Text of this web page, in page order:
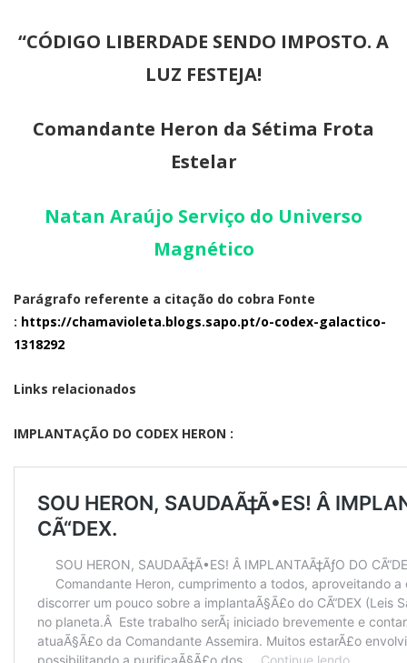
“CÓDIGO LIBERDADE SENDO IMPOSTO. A
LUZ FESTEJA!
Comandante Heron da Sétima Frota
Estelar
Natan Araújo Serviço do Universo
Magnético
Parágrafo referente a citação do cobra Fonte
: https://chamavioleta.blogs.sapo.pt/o-codex-galactico-
1318292
Links relacionados
IMPLANTAÇÃO DO CODEX HERON :